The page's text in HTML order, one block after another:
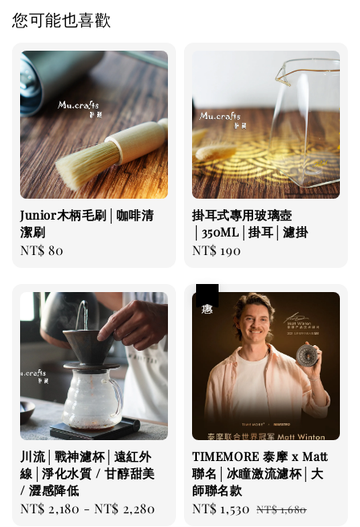
您可能也喜歡
Junior木柄毛刷│咖啡清
潔刷
Regular
NT$ 80
掛耳式專用玻璃壺
│350ML│掛耳│濾掛
Regular
NT$ 190
川流│戰神濾杯│遠紅外
線│淨化水質 / 甘醇甜美
/ 澀感降低
Regular
NT$ 2,180 -NT$ 2,280
TIMEMORE 泰摩 x Matt
聯名│冰瞳激流濾杯│大
師聯名款
Sale
NT$ 1,530 Regular
NT$ 1,680